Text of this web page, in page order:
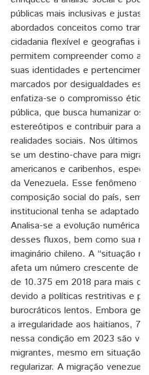
públicas mais inclusivas e
abordados conceitos como
cidadania flexível e geografias
permitem compreender como
suas identidades e
marcados por desigualdades
enfatiza-se o compromisso
pública, que busca humanizar
estereótipos e contribuir para a
realidades sociais. Nos últimos
se um destino-chave para
americanos e caribenhos,
da Venezuela. Esse fenômeno
composição social do país, sem
institucional tenha se adaptado
Analisa-se a evolução numérica,
desses fluxos, bem como sua
imaginário chileno. A “situação
afeta um número crescente de
de 10.375 em 2018 para mais
devido a políticas restritivas e
burocráticos lentos. Embora
a irregularidade aos haitianos,
nessa condição em 2023 são
migrantes, mesmo em situação
regularizar. A migração